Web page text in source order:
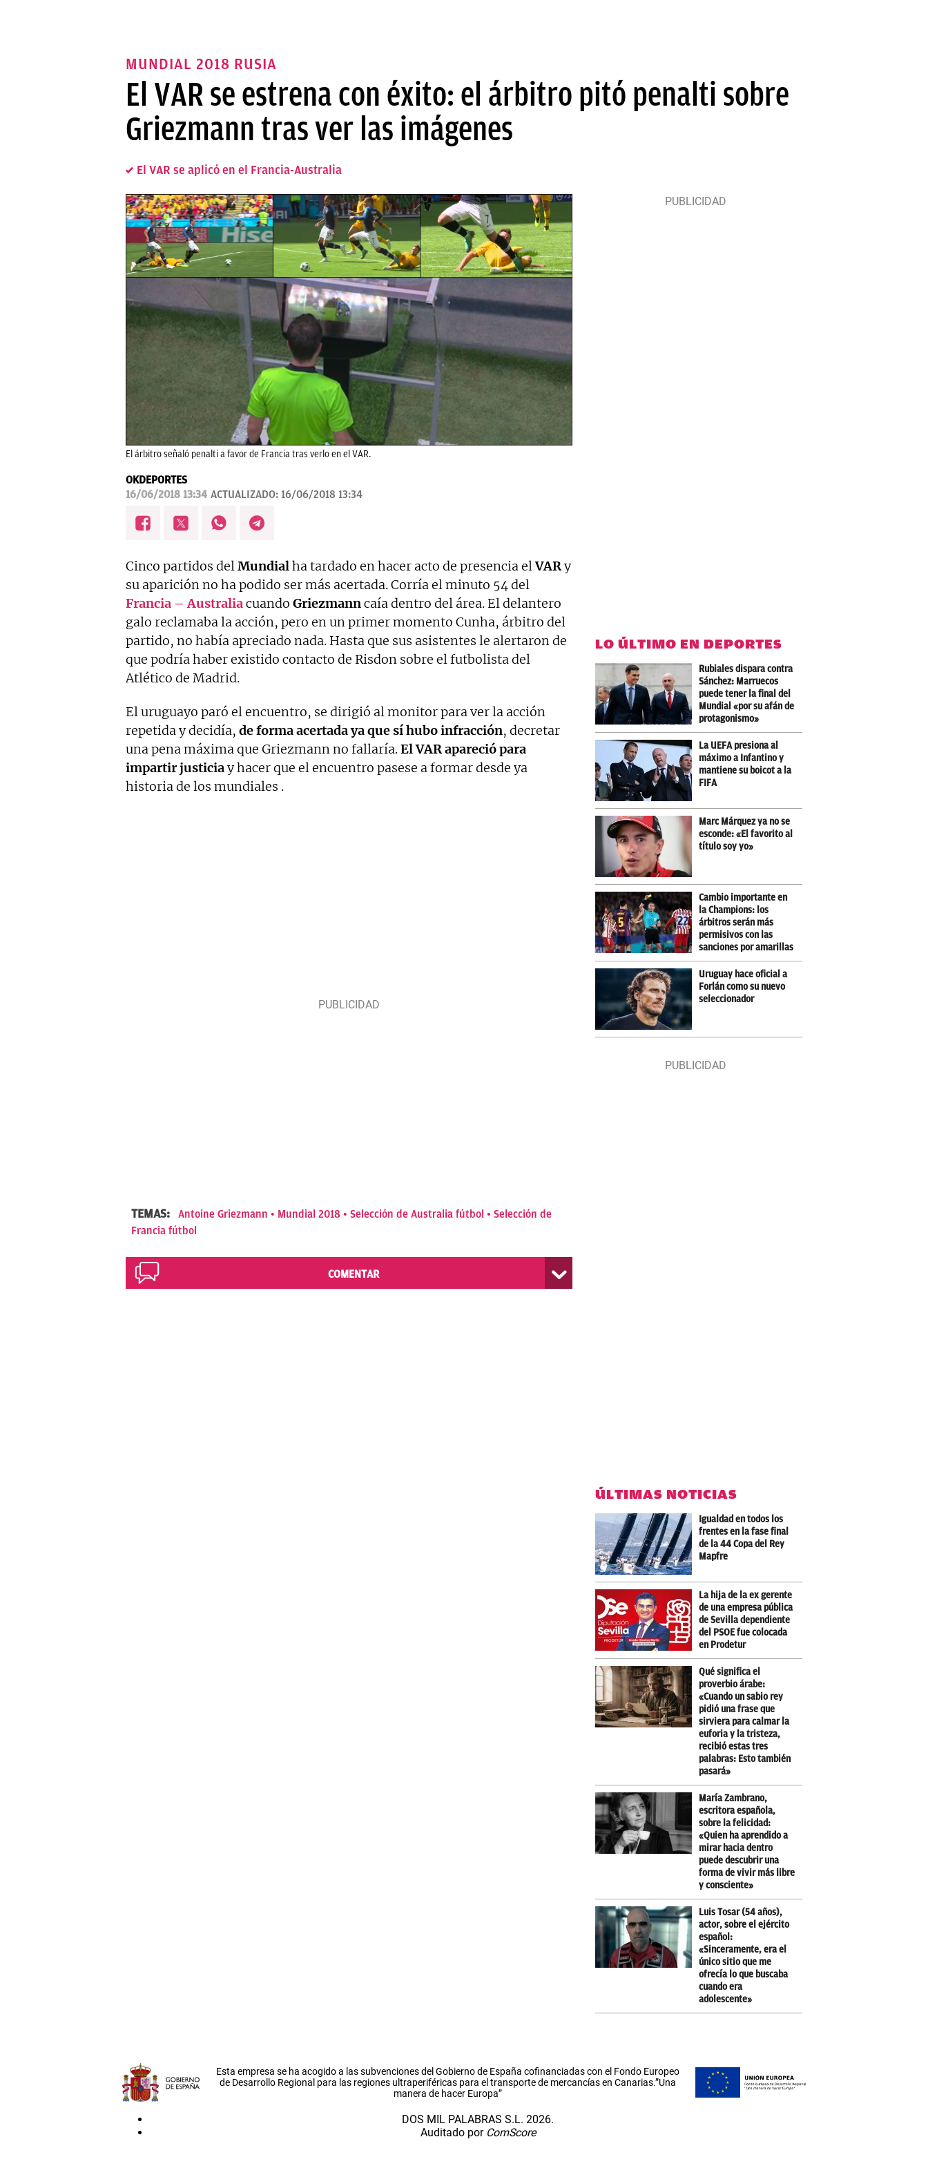
MUNDIAL 2018 RUSIA
El VAR se estrena con éxito: el árbitro pitó penalti sobre
Griezmann tras ver las imágenes
El VAR se aplicó en el Francia-Australia
El árbitro señaló penalti a favor de Francia tras verlo en el VAR.
OKDEPORTES
16/06/2018 13:34 ACTUALIZADO: 16/06/2018 13:34
Cinco partidos delMundialha tardado en hacer acto de presencia elVARy
su aparición no ha podido ser más acertada. Corría el minuto 54 del
Francia – Australiacuando Griezmanncaía dentro del área. El delantero
galo reclamaba la acción, pero en un primer momento Cunha, árbitro del
partido, no había apreciado nada. Hasta que sus asistentes le alertaron de
que podría haber existido contacto de Risdon sobre el futbolista del
Atlético de Madrid.
El uruguayo paró el encuentro, se dirigió al monitor para ver la acción
repetida y decidía, de forma acertada ya que sí hubo infracción, decretar
una pena máxima que Griezmann no fallaría.El VAR apareció para
impartir justiciay hacer que el encuentro pasese a formar desde ya
historia de los mundiales .
TEMAS: Antoine Griezmann Mundial 2018 Selección de Australia fútbol
Selección de
Francia fútbol
COMENTAR
LO ÚLTIMO EN DEPORTES
Rubiales dispara contra
Sánchez: Marruecos
puede tener la final del
Mundial «por su afán de
protagonismo»
La UEFA presiona al
máximo a Infantino y
mantiene su boicot a la
FIFA
Marc Márquez ya no se
esconde: «El favorito al
título soy yo»
Cambio importante en
la Champions: los
árbitros serán más
permisivos con las
sanciones por amarillas
Uruguay hace oficial a
Forlán como su nuevo
seleccionador
ÚLTIMAS NOTICIAS
Igualdad en todos los
frentes en la fase final
de la 44 Copa del Rey
Mapfre
La hija de la ex gerente
de una empresa pública
de Sevilla dependiente
del PSOE fue colocada
en Prodetur
Qué significa el
proverbio árabe:
«Cuando un sabio rey
pidió una frase que
sirviera para calmar la
euforia y la tristeza,
recibió estas tres
palabras: Esto también
pasará»
María Zambrano,
escritora española,
sobre la felicidad:
«Quien ha aprendido a
mirar hacia dentro
puede descubrir una
forma de vivir más libre
y consciente»
Luis Tosar (54 años),
actor, sobre el ejército
español:
«Sinceramente, era el
único sitio que me
ofrecía lo que buscaba
cuando era
adolescente»
Esta empresa se ha acogido a las subvenciones del Gobierno de España cofinanciadas con el Fondo Europeo
de Desarrollo Regional para las regiones ultraperiféricas para el transporte de mercancías en Canarias.”Una
manera de hacer Europa”
DOS MIL PALABRAS S.L. 2026.
Auditado por ComScore